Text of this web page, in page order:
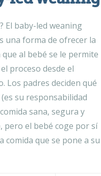
El baby-led weaning
una forma de ofrecer la
que al bebé se le permite
proceso desde el
Los padres deciden qué
su responsabilidad
sana, segura y
pero el bebé coge por sí
comida que se pone a su